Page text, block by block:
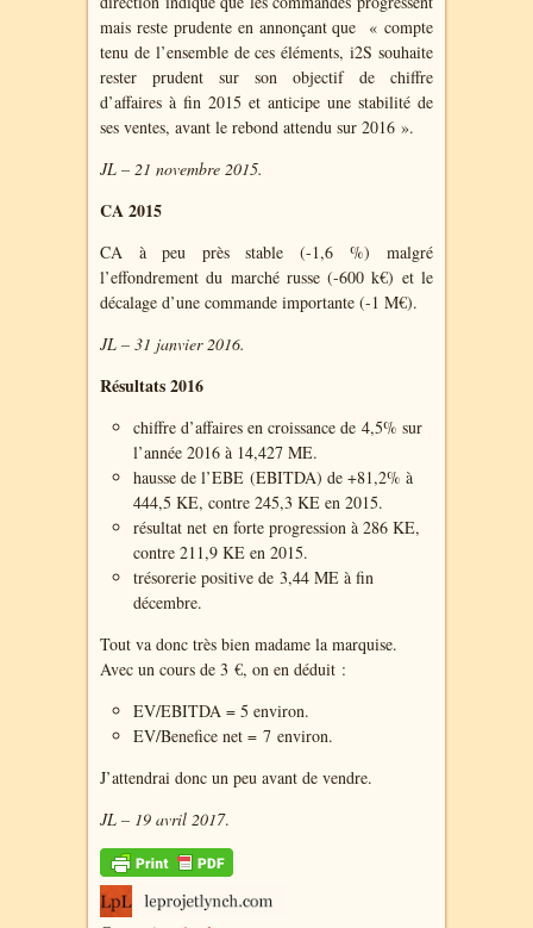
mais reste prudente en annonçant que « compte
tenu de l’ensemble de ces éléments, i2S souhaite
rester prudent sur son objectif de chiffre
d’affaires à fin 2015 et anticipe une stabilité de
ses ventes, avant le rebond attendu sur 2016 ».
JL – 21 novembre 2015.
CA 2015
CA à peu près stable (-1,6 %) malgré
l’effondrement du marché russe (-600 k€) et le
décalage d’une commande importante (-1 M€).
JL – 31 janvier 2016.
Résultats 2016
chiffre d’affaires en croissance de 4,5% sur
l’année 2016 à 14,427 ME.
hausse de l’EBE (EBITDA) de +81,2% à
444,5 KE, contre 245,3 KE en 2015.
résultat net en forte progression à 286 KE,
contre 211,9 KE en 2015.
trésorerie positive de 3,44 ME à fin
décembre.
Tout va donc très bien madame la marquise.
Avec un cours de 3 €, on en déduit :
EV/EBITDA = 5 environ.
EV/Benefice net = 7 environ.
J’attendrai donc un peu avant de vendre.
JL – 19 avril 2017.